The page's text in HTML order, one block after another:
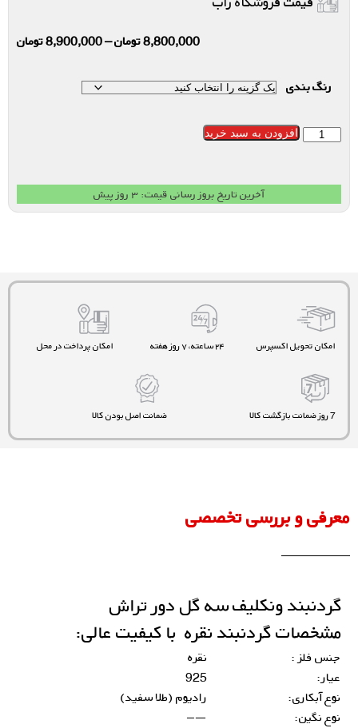
8,800,000تومان–
8,900,000تومان
رنگ بندی
افزودن به سبد خرید
آخرین تاریخ بروز رسانی قیمت: ۳ روز پیش
امکان تحویل اکسپرس ۲۴ ساعته، ۷ روز هفته امکان پرداخت در محل
7 روز ضمانت بازگشت کالا ضمانت اصل بودن کالا
معرفی و بررسی تخصصی
گردنبند ونکلیف سه گل دور تراش
مشخصاتگردنبند نقره با کیفیت عالی:
جنس فلز :
نقره
عیار:
925
نوع آبکاری:
رادیوم (طلا سفید)
نوع نگین:
—–